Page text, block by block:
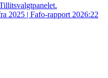
2025 | Fafo-rapport 2026:22